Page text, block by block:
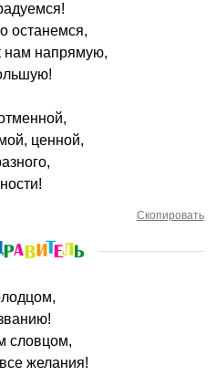
останемся,
нам напрямую,
ценной,
Скопировать
словцом,
желания!